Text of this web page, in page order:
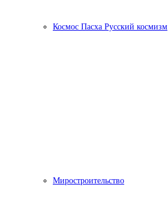
Космос Пасха Русский космизм
Миростроительство